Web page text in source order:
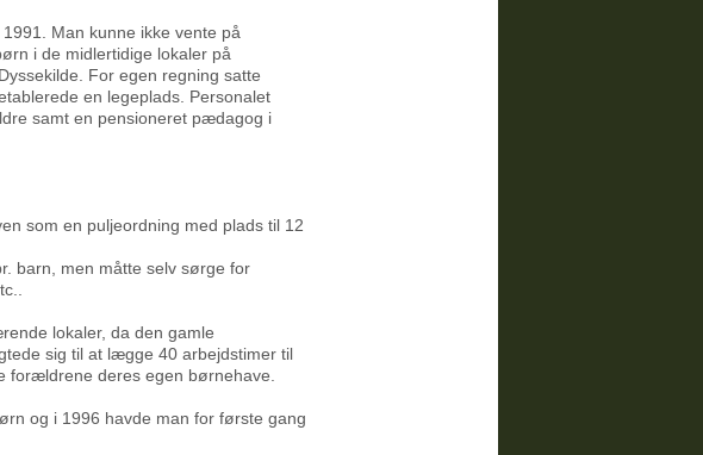
Man kunne ikke vente på
i de midlertidige lokaler på
For egen regning satte
en legeplads. Personalet
samt en pensioneret pædagog i
som en puljeordning med plads til 12
barn, men måtte selv sørge for
lokaler, da den gamle
sig til at lægge 40 arbejdstimer til
forældrene deres egen børnehave.
og i 1996 havde man for første gang